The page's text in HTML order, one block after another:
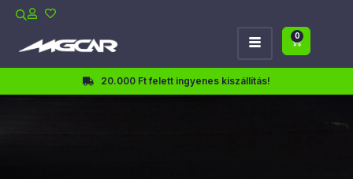
0
20.000 Ft felett ingyenes kiszállítás!